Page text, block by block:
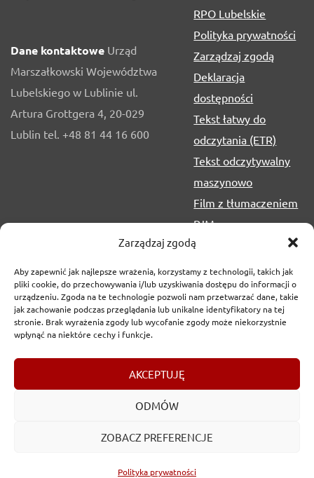
Zarządzaj zgodą
Aby zapewnić jak najlepsze wrażenia, korzystamy z technologii, takich jak
pliki cookie, do przechowywania i/lub uzyskiwania dostępu do informacji o
urządzeniu. Zgoda na te technologie pozwoli nam przetwarzać dane, takie
jak zachowanie podczas przeglądania lub unikalne identyfikatory na tej
stronie. Brak wyrażenia zgody lub wycofanie zgody może niekorzystnie
wpłynąć na niektóre cechy i funkcje.
AKCEPTUJĘ
ODMÓW
ZOBACZ PREFERENCJE
Polityka prywatności
Dane kontaktowe Urząd
Marszałkowski Województwa
Lubelskiego w Lublinie ul.
Artura Grottgera 4, 20-029
Lublin tel. +48 81 44 16 600
RPO Lubelskie
Polityka prywatności
Zarządzaj zgodą
Deklaracja
dostępności
Tekst łatwy do
odczytania (ETR)
Tekst odczytywalny
maszynowo
Film z tłumaczeniem
PJM
2017-2026 © Urząd Marszałkowski Województwa
Lubelskiego w Lublinie